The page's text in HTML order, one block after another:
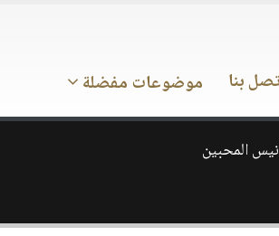
بنا موضوعات مفضلة
المحبين